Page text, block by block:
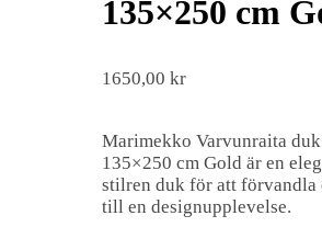
135×250 cm
1650,00 kr
Marimekko Varvunraita duk
135×250 cm Gold är en
stilren duk för att förvandla
till en designupplevelse.